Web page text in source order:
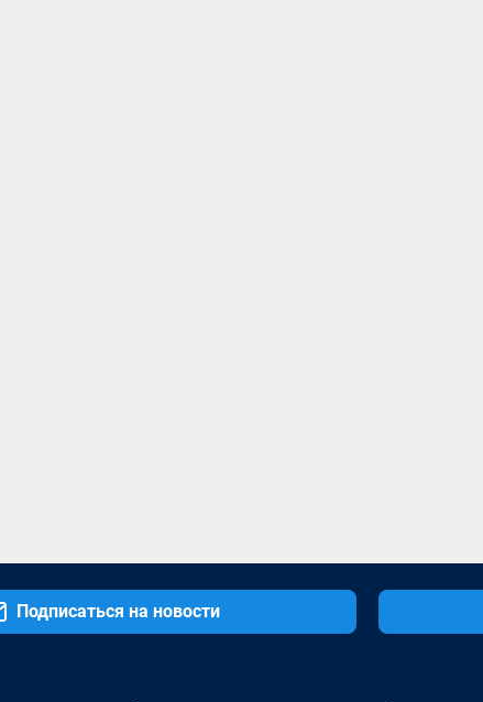
Подписаться на новости